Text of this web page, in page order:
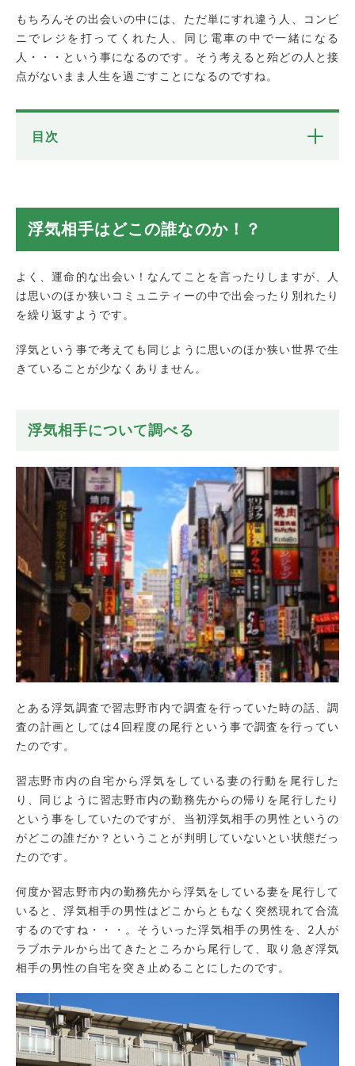
もちろんその出会いの中には、ただ単にすれ違う人、コンビ
ニでレジを打ってくれた人、同じ電車の中で一緒になる
人・・・という事になるのです。そう考えると殆どの人と接
点がないまま人生を過ごすことになるのですね。
目次
浮気相手は意外と身近に・・・！？
夏もお試し調査プラン継続中！
浮気相手はどこの誰なのか！？
よく、運命的な出会い！なんてことを言ったりしますが、人
は思いのほか狭いコミュニティーの中で出会ったり別れたり
を繰り返すようです。
浮気という事で考えても同じように思いのほか狭い世界で生
きていることが少なくありません。
浮気相手について調べる
とある浮気調査で習志野市内で調査を行っていた時の話、調
査の計画としては4回程度の尾行という事で調査を行ってい
たのです。
習志野市内の自宅から浮気をしている妻の行動を尾行した
り、同じように習志野市内の勤務先からの帰りを尾行したり
という事をしていたのですが、当初浮気相手の男性というの
がどこの誰だか？ということが判明していないとい状態だっ
たのです。
何度か習志野市内の勤務先から浮気をしている妻を尾行して
いると、浮気相手の男性はどこからともなく突然現れて合流
するのですね・・・。そういった浮気相手の男性を、2人が
ラブホテルから出てきたところから尾行して、取り急ぎ浮気
相手の男性の自宅を突き止めることにしたのです。